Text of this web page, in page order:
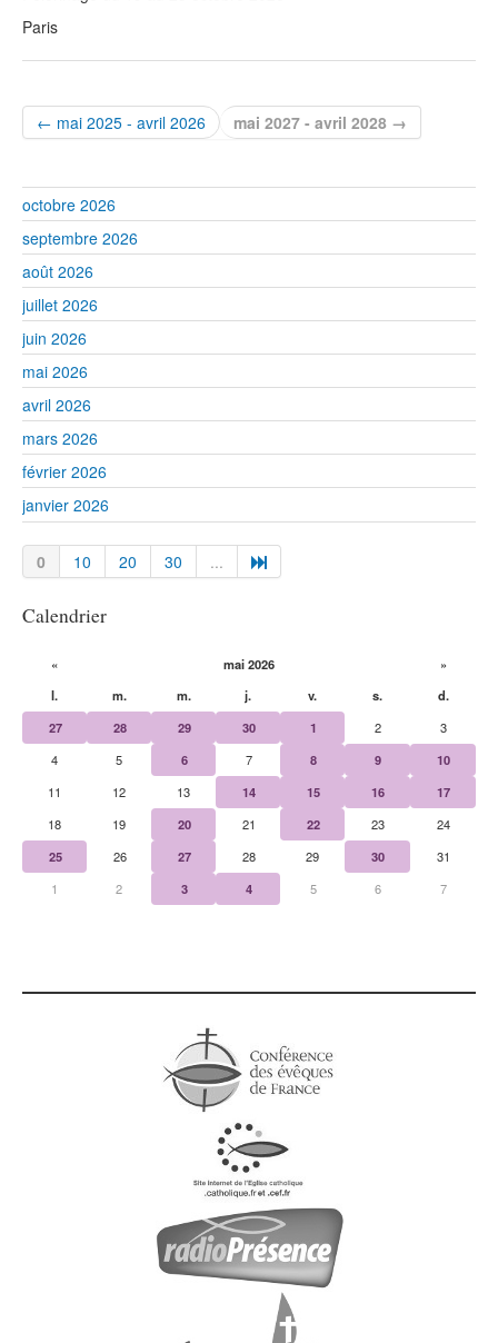
Paris
← mai 2025 - avril 2026 mai 2027 - avril 2028 →
octobre 2026
septembre 2026
août 2026
juillet 2026
juin 2026
mai 2026
avril 2026
mars 2026
février 2026
janvier 2026
0 10 20 30 ...
Calendrier
« mai 2026
»
l.
m. m. j. v. s.
d.
27
28 29 30 1 2
3
4
5 6 7 8 9
10
11
12 13 14 15 16
17
18
19 20 21 22 23
24
25
26 27 28 29 30
31
1
2 3 4 5 6 7